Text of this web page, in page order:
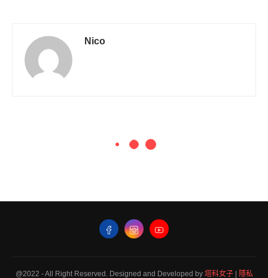
Nico
@2022 - All Right Reserved. Designed and Developed by 塔科女子| 隱私